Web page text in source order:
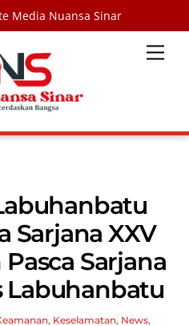
Media Nuansa Sinar
Sarjana XXV
Sarjana
Labuhanbatu
, Keselamatan, News,